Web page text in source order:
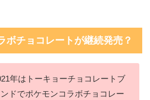
ボチョコレートが継続発売？
年はトーキョーチョコレートブ
ドでポケモンコラボチョコレー